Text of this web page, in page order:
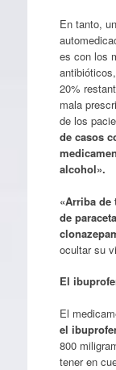
En tanto,
es con los
20%
mala
de los
de casos
alcohol».
«Arriba
de
ocultar su
El
El
el
800
tener en